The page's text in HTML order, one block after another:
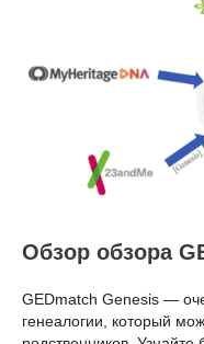
Обзор обзора
GEDmatch Genesis —
генеалогии, который